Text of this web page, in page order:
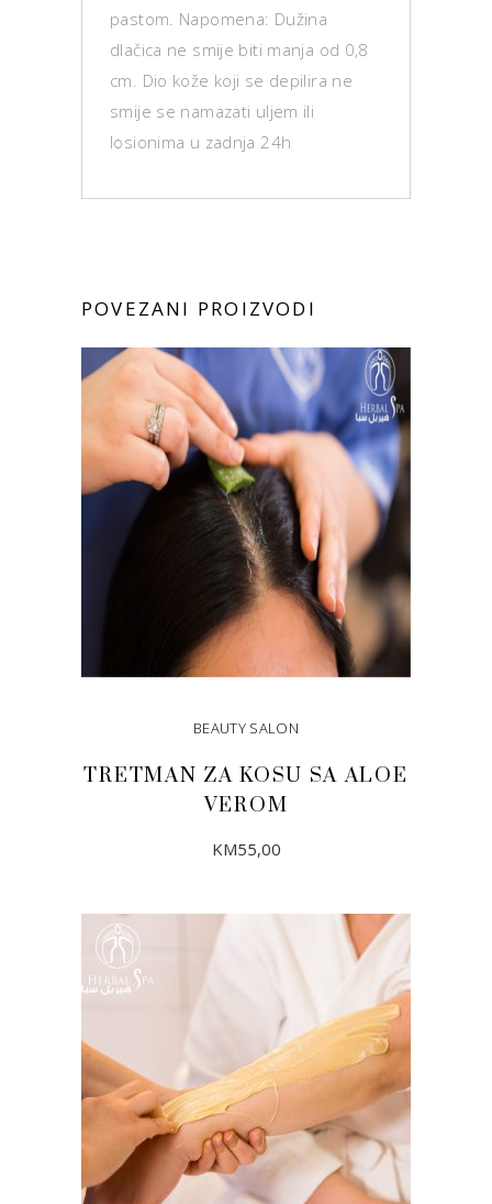
pastom. Napomena: Dužina
dlačica ne smije biti manja od 0,8
cm. Dio kože koji se depilira ne
smije se namazati uljem ili
losionima u zadnja 24h
POVEZANI PROIZVODI
BEAUTY SALON
TRETMAN ZA KOSU SA ALOE
VEROM
KM55,00
DODAJ U KORPU